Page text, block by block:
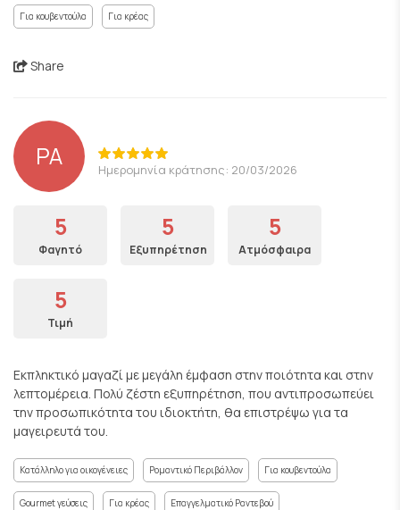
Για κουβεντούλα Για κρέας
Share
PA Ημερομηνία κράτησης: 20/03/2026
5
Φαγητό
5
Εξυπηρέτηση
5
Ατμόσφαιρα
5
Τιμή
Εκπληκτικό μαγαζί με μεγάλη έμφαση στην ποιότητα και στην
λεπτομέρεια. Πολύ ζέστη εξυπηρέτηση, που αντιπροσωπεύει
την προσωπικότητα του ιδιοκτήτη, θα επιστρέψω για τα
μαγειρευτά του.
Κατάλληλο για οικογένειες Ρομαντικό Περιβάλλον Για κουβεντούλα
Gourmet γεύσεις Για κρέας Επαγγελματικό Ραντεβού